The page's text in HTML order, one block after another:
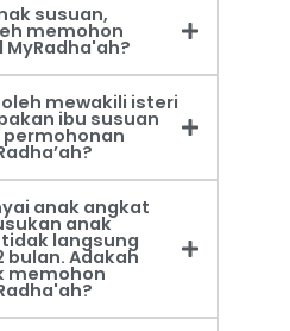
susuan,
memohon
mewakili isteri
ibu susuan
anak angkat
anak
langsung
bulan. Adakah
memohon